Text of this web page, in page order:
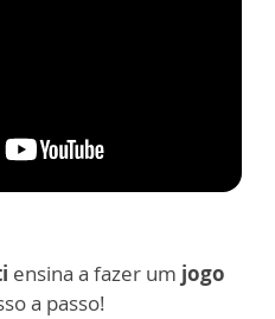
ensina a fazer um jogo
a passo!